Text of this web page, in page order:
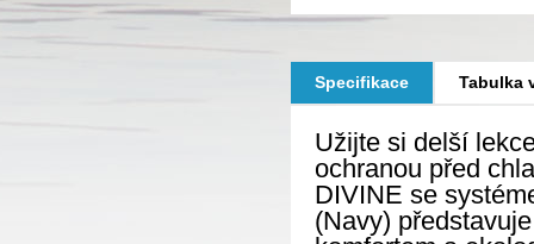
Specifikace Tabulka
Užijte si delší
ochranou před
DIVINE se
(Navy)